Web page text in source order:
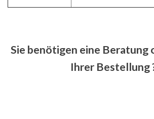
Sie benötigen eine Beratung
Ihrer Bestellung